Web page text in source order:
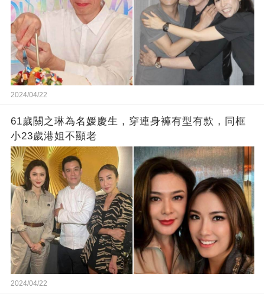
2024/04/22
61歲關之琳為名媛慶生，穿連身褲有型有款，同框
小23歲港姐不顯老
2024/04/22